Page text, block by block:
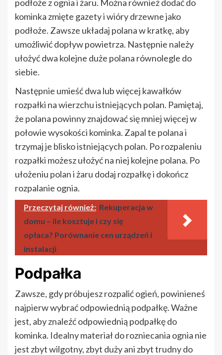
podłoże z ognia i żaru. Można również dodać do
kominka zmięte gazety i wióry drzewne jako
podłoże. Zawsze układaj polana w kratkę, aby
umożliwić dopływ powietrza. Następnie należy
ułożyć dwa kolejne duże polana równolegle do
siebie.
Następnie umieść dwa lub więcej kawałków
rozpałki na wierzchu istniejących polan. Pamiętaj,
że polana powinny znajdować się mniej więcej w
połowie wysokości kominka. Zapal te polana i
trzymaj je blisko istniejących polan. Po rozpaleniu
rozpałki możesz ułożyć na niej kolejne polana. Po
ułożeniu polan i żaru dodaj rozpałkę i dokończ
rozpalanie ognia.
Przeczytaj również: Rekuperacja w
domu – ile kosztuje i czy się
opłaca? Porównanie cen urządzeń i
instalacji
Podpałka
Zawsze, gdy próbujesz rozpalić ogień, powinieneś
najpierw wybrać odpowiednią podpałkę. Ważne
jest, aby znaleźć odpowiednią podpałkę do
kominka. Idealny materiał do rozniecania ognia nie
jest zbyt wilgotny, zbyt duży ani zbyt trudny do